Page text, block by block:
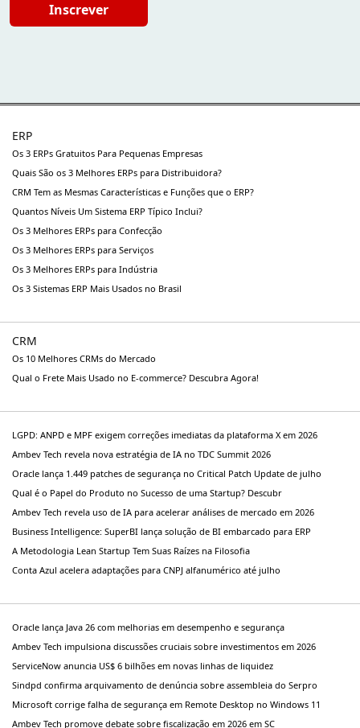
Inscrever
ERP
Os 3 ERPs Gratuitos Para Pequenas Empresas
Quais São os 3 Melhores ERPs para Distribuidora?
CRM Tem as Mesmas Características e Funções que o ERP?
Quantos Níveis Um Sistema ERP Típico Inclui?
Os 3 Melhores ERPs para Confecção
Os 3 Melhores ERPs para Serviços
Os 3 Melhores ERPs para Indústria
Os 3 Sistemas ERP Mais Usados no Brasil
CRM
Os 10 Melhores CRMs do Mercado
Qual o Frete Mais Usado no E-commerce? Descubra Agora!
LGPD: ANPD e MPF exigem correções imediatas da plataforma X em 2026
Ambev Tech revela nova estratégia de IA no TDC Summit 2026
Oracle lança 1.449 patches de segurança no Critical Patch Update de julho
Qual é o Papel do Produto no Sucesso de uma Startup? Descubr
Ambev Tech revela uso de IA para acelerar análises de mercado em 2026
Business Intelligence: SuperBI lança solução de BI embarcado para ERP
A Metodologia Lean Startup Tem Suas Raízes na Filosofia
Conta Azul acelera adaptações para CNPJ alfanumérico até julho
Oracle lança Java 26 com melhorias em desempenho e segurança
Ambev Tech impulsiona discussões cruciais sobre investimentos em 2026
ServiceNow anuncia US$ 6 bilhões em novas linhas de liquidez
Sindpd confirma arquivamento de denúncia sobre assembleia do Serpro
Microsoft corrige falha de segurança em Remote Desktop no Windows 11
Ambev Tech promove debate sobre fiscalização em 2026 em SC